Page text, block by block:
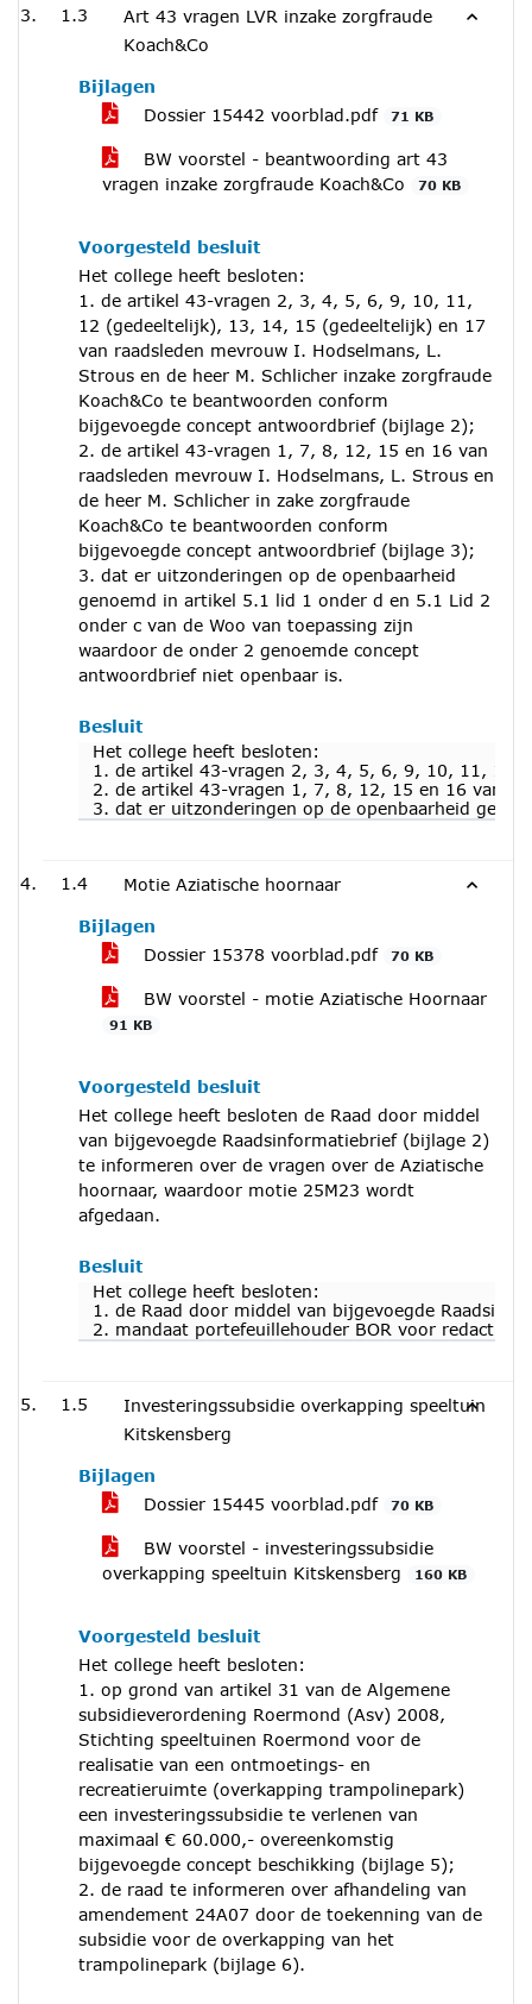
1.3
Art 43 vragen LVR inzake zorgfraude
Koach&Co
Bijlagen
Dossier 15442 voorblad.pdf
71 KB
BW voorstel - beantwoording art 43
vragen inzake zorgfraude Koach&Co
70 KB
Voorgesteld besluit
Het college heeft besloten:
1. de artikel 43-vragen 2, 3, 4, 5, 6, 9, 10, 11,
12 (gedeeltelijk), 13, 14, 15 (gedeeltelijk) en 17
van raadsleden mevrouw I. Hodselmans, L.
Strous en de heer M. Schlicher inzake zorgfraude
Koach&Co te beantwoorden conform
bijgevoegde concept antwoordbrief (bijlage 2);
2. de artikel 43-vragen 1, 7, 8, 12, 15 en 16 van
raadsleden mevrouw I. Hodselmans, L. Strous en
de heer M. Schlicher in zake zorgfraude
Koach&Co te beantwoorden conform
bijgevoegde concept antwoordbrief (bijlage 3);
3. dat er uitzonderingen op de openbaarheid
genoemd in artikel 5.1 lid 1 onder d en 5.1 Lid 2
onder c van de Woo van toepassing zijn
waardoor de onder 2 genoemde concept
antwoordbrief niet openbaar is.
Besluit
Het college heeft besloten:
1. de artikel 43-vragen 2, 3, 4, 5, 6, 9, 10, 11, 12
2. de artikel 43-vragen 1, 7, 8, 12, 15 en 16 van
3. dat er uitzonderingen op de openbaarheid
1.4 Motie Aziatische hoornaar
Bijlagen
Dossier 15378 voorblad.pdf
70 KB
BW voorstel - motie Aziatische Hoornaar
91 KB
Voorgesteld besluit
Het college heeft besloten de Raad door middel
van bijgevoegde Raadsinformatiebrief (bijlage 2)
te informeren over de vragen over de Aziatische
hoornaar, waardoor motie 25M23 wordt
afgedaan.
Besluit
Het college heeft besloten:
1. de Raad door middel van bijgevoegde
2. mandaat portefeuillehouder BOR voor
1.5
Investeringssubsidie overkapping speeltuin
Kitskensberg
Bijlagen
Dossier 15445 voorblad.pdf
70 KB
BW voorstel - investeringssubsidie
overkapping speeltuin Kitskensberg
160 KB
Voorgesteld besluit
Het college heeft besloten:
1. op grond van artikel 31 van de Algemene
subsidieverordening Roermond (Asv) 2008,
Stichting speeltuinen Roermond voor de
realisatie van een ontmoetings- en
recreatieruimte (overkapping trampolinepark)
een investeringssubsidie te verlenen van
maximaal € 60.000,- overeenkomstig
bijgevoegde concept beschikking (bijlage 5);
2. de raad te informeren over afhandeling van
amendement 24A07 door de toekenning van de
subsidie voor de overkapping van het
trampolinepark (bijlage 6).